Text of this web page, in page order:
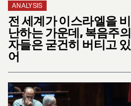
ANALYSIS
전 세계가 이스라엘을 비
난하는 가운데, 복음주의
자들은 굳건히 버티고 있
어